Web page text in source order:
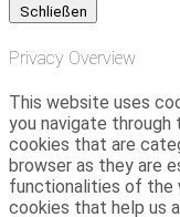
Schließen
Privacy Overview
This website uses
you navigate
cookies that are
browser as they are
functionalities of the
cookies that help us